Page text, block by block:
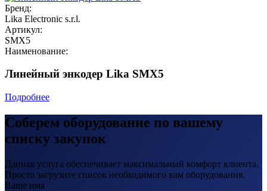
Бренд:
Lika Electronic s.r.l.
Артикул:
SMX5
Наименование:
Линейный энкодер Lika SMX5
Подробнее
Соберем оборудование по вашему
списку закупок
Данная услуга обеспечивает максимальный комфорт клиента.
Просто загрузите список необходимого вам оборудования.
Ваше имя